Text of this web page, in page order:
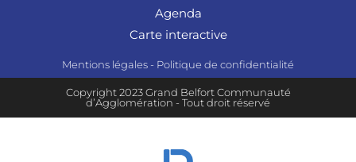
Agenda
Carte interactive
Mentions légales - Politique de confidentialité
Copyright 2023 Grand Belfort Communauté
d’Agglomération - Tout droit réservé